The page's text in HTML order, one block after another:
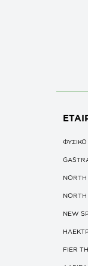
NORTH
NEW
FIER